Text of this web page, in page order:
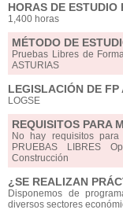
HORAS DE ESTUDIO
1,400 horas
MÉTODO DE
Pruebas Libres de
ASTURIAS
LEGISLACIÓN DE FP
LOGSE
REQUISITOS PARA
No hay requisitos
PRUEBAS LIBRES
Construcción
¿SE REALIZAN
Disponemos de
diversos sectores